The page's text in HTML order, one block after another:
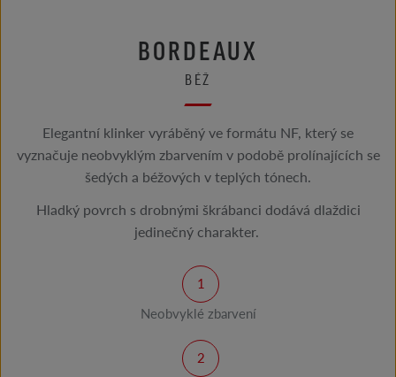
BORDEAUX
BÉŽ
Elegantní klinker vyráběný ve formátu NF, který se
vyznačuje neobvyklým zbarvením v podobě prolínajících se
šedých a béžových v teplých tónech.
Hladký povrch s drobnými škrábanci dodává dlaždici
jedinečný charakter.
Neobvyklé zbarvení